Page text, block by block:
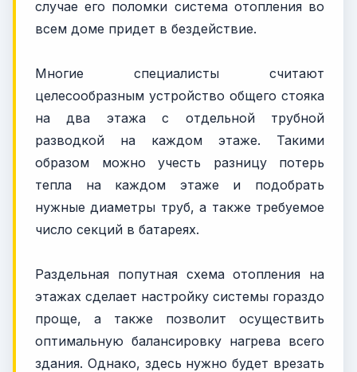
случае его поломки система отопления во
всем доме придет в бездействие.
Многие специалисты считают
целесообразным устройство общего стояка
на два этажа с отдельной трубной
разводкой на каждом этаже. Такими
образом можно учесть разницу потерь
тепла на каждом этаже и подобрать
нужные диаметры труб, а также требуемое
число секций в батареях.
Раздельная попутная схема отопления на
этажах сделает настройку системы гораздо
проще, а также позволит осуществить
оптимальную балансировку нагрева всего
здания. Однако, здесь нужно будет врезать